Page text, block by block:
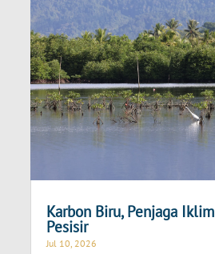
Karbon Biru, Penjaga
Pesisir
Jul 10, 2026